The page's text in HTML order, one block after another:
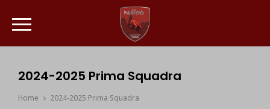
2024-2025 Prima Squadra
Home 2024-2025 Prima Squadra